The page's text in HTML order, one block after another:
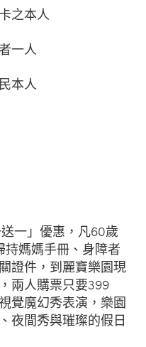
之本人
一人
本人
一」優惠，凡60歲
媽媽手冊、身障者
證件，到麗寶樂園現
兩人購票只要399
覺魔幻秀表演，樂園
夜間秀與璀璨的假日